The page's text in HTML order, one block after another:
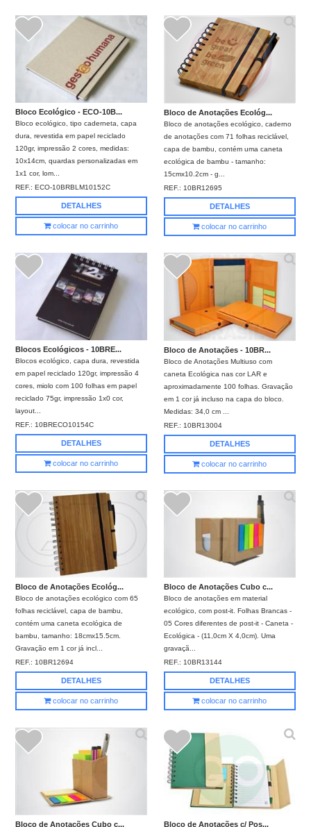
Bloco Ecológico - ECO-10B...
Bloco ecológico, tipo caderneta, capa
dura, revestida em papel reciclado
120gr, impressão 2 cores, medidas:
10x14cm, quardas personalizadas em
1x1 cor, lom...
REF.:ECO-10BRBLM10152C
DETALHES
colocar no carrinho
Bloco de Anotações Ecológ...
Bloco de anotações ecológico, caderno
de anotações com 71 folhas reciclável,
capa de bambu, contém uma caneta
ecológica de bambu - tamanho:
15cmx10.2cm - g...
REF.: 10BR12695
DETALHES
colocar no carrinho
Blocos Ecológicos - 10BRE...
Blocos ecológico, capa dura, revestida
em papel reciclado 120gr, impressão 4
cores, miolo com 100 folhas em papel
reciclado 75gr, impressão 1x0 cor,
layout...
REF.: 10BRECO10154C
DETALHES
colocar no carrinho
Bloco de Anotações - 10BR...
Bloco de Anotações Multiuso com
caneta Ecológica nas cor LAR e
aproximadamente 100 folhas. Gravação
em 1 cor já incluso na capa do bloco.
Medidas: 34,0 cm ...
REF.: 10BR13004
DETALHES
colocar no carrinho
Bloco de Anotações Ecológ...
Bloco de anotações ecológico com 65
folhas reciclável, capa de bambu,
contém uma caneta ecológica de
bambu, tamanho: 18cmx15.5cm.
Gravação em 1 cor já incl...
REF.:10BR12694
DETALHES
colocar no carrinho
Bloco de Anotações Cubo c...
Bloco de anotações em material
ecológico, com post-it. Folhas Brancas -
05 Cores diferentes de post-it - Caneta -
Ecológica - (11,0cm X 4,0cm). Uma
gravaçã...
REF.:10BR13144
DETALHES
colocar no carrinho
Bloco de Anotações Cubo c... Bloco de Anotações c/ Pos...